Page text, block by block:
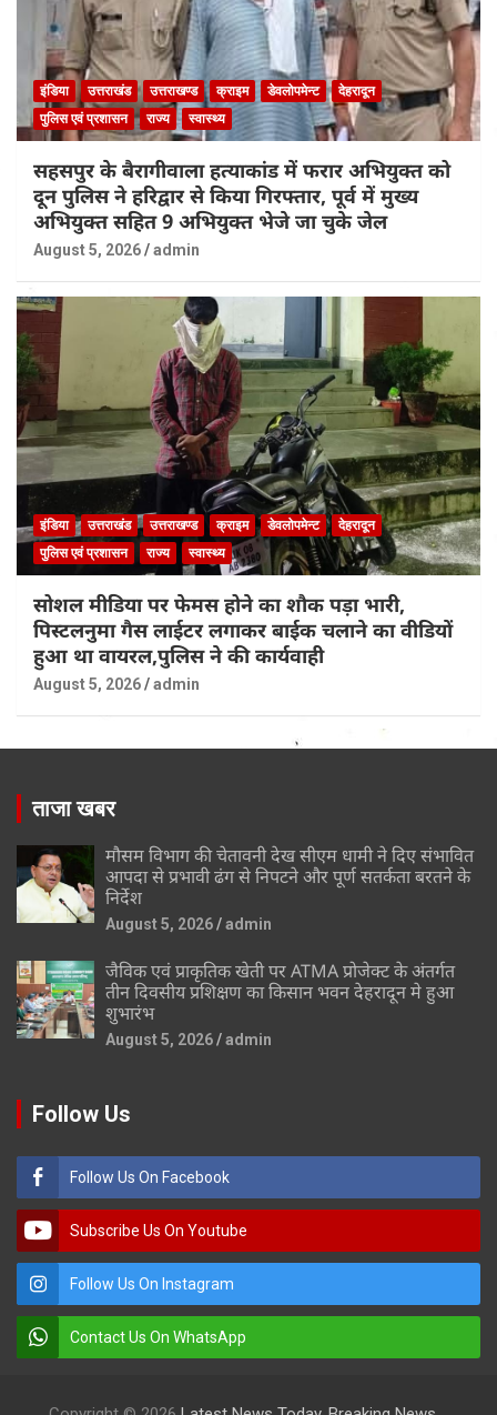
इंडिया उत्तराखंड उत्तराखण्ड क्राइम डेवलोपमेन्ट
देहरादून
पुलिस एवं प्रशासन
राज्य स्वास्थ्य
सहसपुर के बैरागीवाला हत्याकांड में फरार अभियुक्त को
दून पुलिस ने हरिद्वार से किया गिरफ्तार, पूर्व में मुख्य
अभियुक्त सहित 9 अभियुक्त भेजे जा चुके जेल
August 5, 2026 admin
इंडिया उत्तराखंड उत्तराखण्ड क्राइम डेवलोपमेन्ट
देहरादून
पुलिस एवं प्रशासन
राज्य स्वास्थ्य
सोशल मीडिया पर फेमस होने का शौक पड़ा भारी,
पिस्टलनुमा गैस लाईटर लगाकर बाईक चलाने का वीडियों
हुआ था वायरल,पुलिस ने की कार्यवाही
August 5, 2026 admin
ताजा खबर
मौसम विभाग की चेतावनी देख सीएम धामी ने दिए संभावित
आपदा से प्रभावी ढंग से निपटने और पूर्ण सतर्कता बरतने के
निर्देश
August 5, 2026 admin
जैविक एवं प्राकृतिक खेती पर ATMA प्रोजेक्ट के अंतर्गत
तीन दिवसीय प्रशिक्षण का किसान भवन देहरादून मे हुआ
शुभारंभ
August 5, 2026 admin
Follow Us
Follow Us On Facebook
Subscribe Us On Youtube
Follow Us On Instagram
Contact Us On WhatsApp